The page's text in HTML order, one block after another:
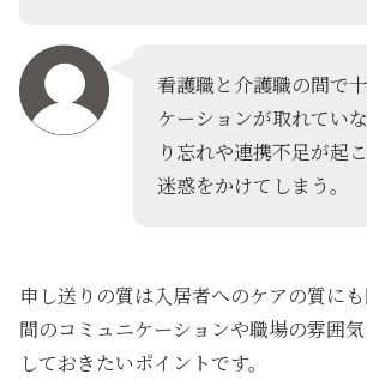
看護職と介護職の間で
ケーションが取れてい
り忘れや連携不足が起
迷惑をかけてしまう。
申し送りの質は入居者へのケアの質に
間のコミュニケーションや職場の雰囲
しておきたいポイントです。